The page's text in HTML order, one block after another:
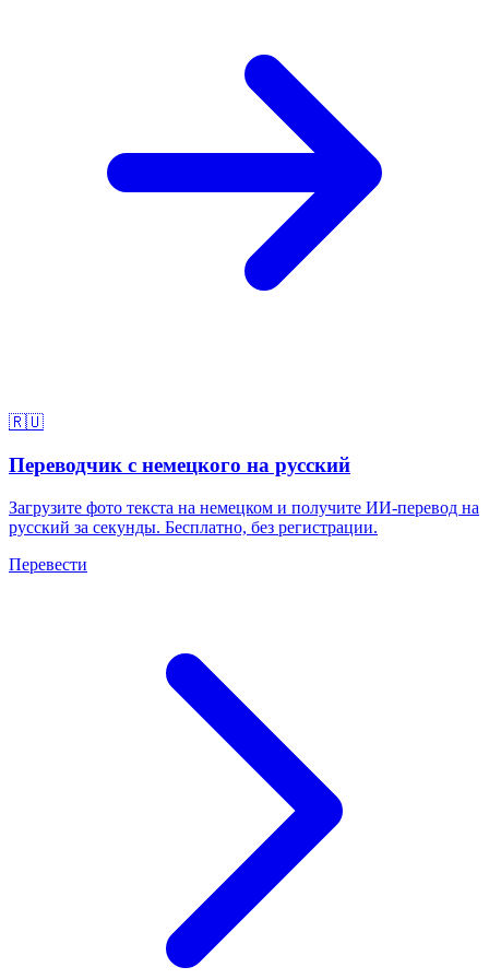
🇷🇺
Переводчик с немецкого на русский
Загрузите фото текста на немецком и получите ИИ-перевод на
русский за секунды. Бесплатно, без регистрации.
Перевести